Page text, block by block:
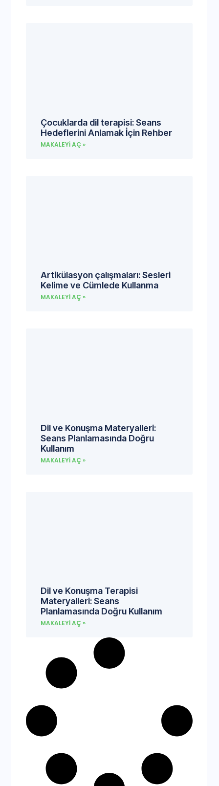
Çocuklarda dil terapisi: Seans
Hedeflerini Anlamak İçin Rehber
MAKALEYI AÇ »
Artikülasyon çalışmaları: Sesleri
Kelime ve Cümlede Kullanma
MAKALEYI AÇ »
Dil ve Konuşma Materyalleri:
Seans Planlamasında Doğru
Kullanım
MAKALEYI AÇ »
Dil ve Konuşma Terapisi
Materyalleri: Seans
Planlamasında Doğru Kullanım
MAKALEYI AÇ »